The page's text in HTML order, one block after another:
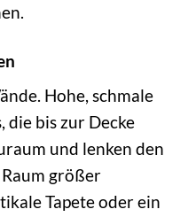
Hohe, schmale
die bis zur Decke
und lenken den
größer
Tapete oder ein